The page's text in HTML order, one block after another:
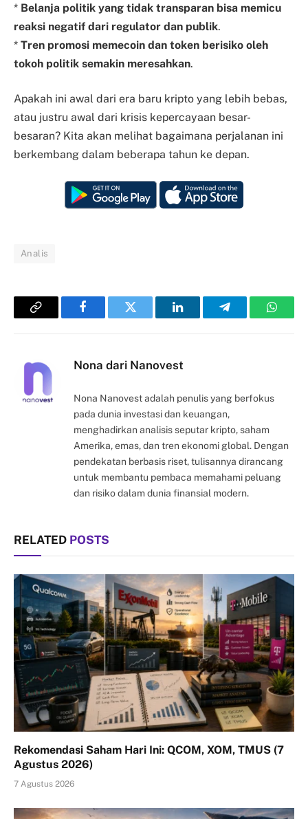
* Belanja politik yang tidak transparan bisa memicu
reaksi negatif dari regulator dan publik.
* Tren promosi memecoin dan token berisiko oleh
tokoh politik semakin meresahkan.
Apakah ini awal dari era baru kripto yang lebih bebas,
atau justru awal dari krisis kepercayaan besar-
besaran? Kita akan melihat bagaimana perjalanan ini
berkembang dalam beberapa tahun ke depan.
Analis
Copy
FacebookTwitter LinkedInTelegram
Nona dari Nanovest
Nona Nanovest adalah penulis yang berfokus
pada dunia investasi dan keuangan,
menghadirkan analisis seputar kripto, saham
Amerika, emas, dan tren ekonomi global. Dengan
pendekatan berbasis riset, tulisannya dirancang
untuk membantu pembaca memahami peluang
dan risiko dalam dunia finansial modern.
RELATED POSTS
Rekomendasi Saham Hari Ini: QCOM, XOM, TMUS (7
Agustus 2026)
7 Agustus 2026